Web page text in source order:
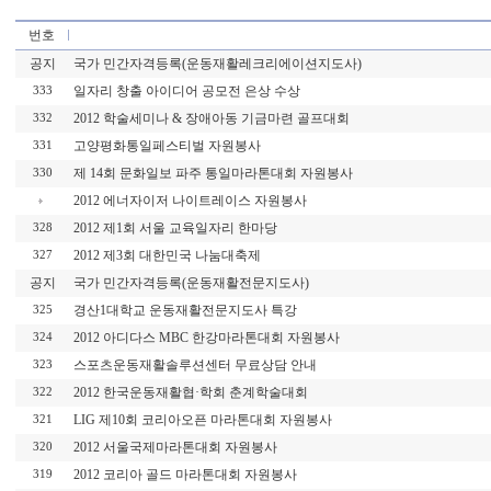
번호
공지
국가 민간자격등록(운동재활레크리에이션지도사)
333 일자리 창출 아이디어 공모전 은상 수상
332 2012 학술세미나 & 장애아동 기금마련 골프대회
331 고양평화통일페스티벌 자원봉사
330
제 14회 문화일보 파주 통일마라톤대회 자원봉사
2012 에너자이저 나이트레이스 자원봉사
328 2012 제1회 서울 교육일자리 한마당
327
2012 제3회 대한민국 나눔대축제
공지
국가 민간자격등록(운동재활전문지도사)
325 경산1대학교 운동재활전문지도사 특강
324 2012 아디다스 MBC 한강마라톤대회 자원봉사
323 스포츠운동재활솔루션센터 무료상담 안내
322 2012 한국운동재활협·학회 춘계학술대회
321 LIG 제10회 코리아오픈 마라톤대회 자원봉사
320 2012 서울국제마라톤대회 자원봉사
319 2012 코리아 골드 마라톤대회 자원봉사